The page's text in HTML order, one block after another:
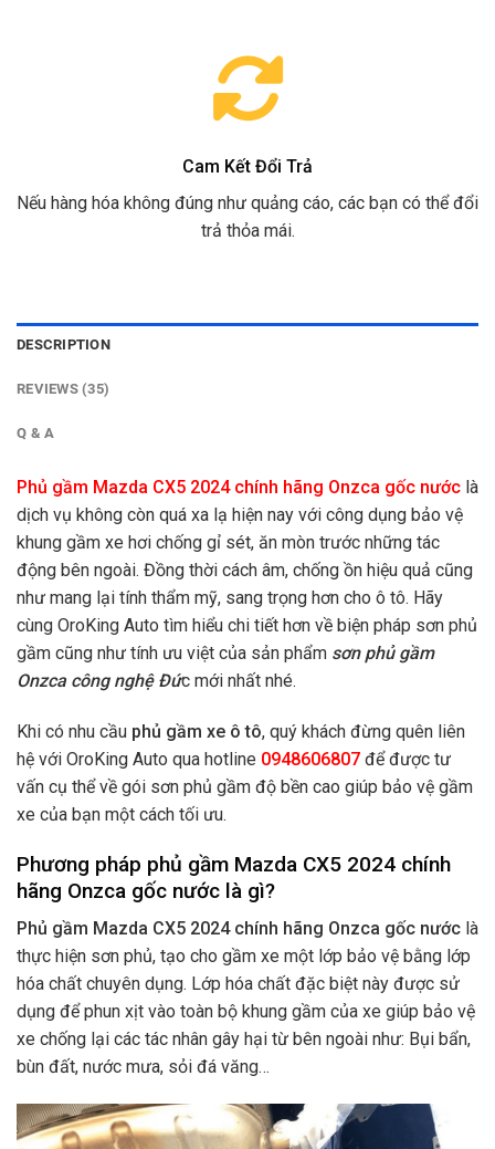
Cam Kết Đổi Trả
Nếu hàng hóa không đúng như quảng cáo, các bạn có thể đổi
trả thỏa mái.
DESCRIPTION
REVIEWS (35)
Q & A
Phủ gầm Mazda CX5 2024 chính hãng Onzca gốc nước là
dịch vụ không còn quá xa lạ hiện nay với công dụng bảo vệ
khung gầm xe hơi chống gỉ sét, ăn mòn trước những tác
động bên ngoài. Đồng thời cách âm, chống ồn hiệu quả cũng
như mang lại tính thẩm mỹ, sang trọng hơn cho ô tô. Hãy
cùng OroKing Auto tìm hiểu chi tiết hơn về biện pháp sơn phủ
gầm cũng như tính ưu việt của sản phẩm sơn phủ gầm
Onzca công nghệ Đức mới nhất nhé.
Khi có nhu cầu phủ gầm xe ô tô, quý khách đừng quên liên
hệ với OroKing Auto qua hotline 0948606807 để được tư
vấn cụ thể về gói sơn phủ gầm độ bền cao giúp bảo vệ gầm
xe của bạn một cách tối ưu.
Phương pháp phủ gầm Mazda CX5 2024 chính
hãng Onzca gốc nước là gì?
Phủ gầm Mazda CX5 2024 chính hãng Onzca gốc nước là
thực hiện sơn phủ, tạo cho gầm xe một lớp bảo vệ bằng lớp
hóa chất chuyên dụng. Lớp hóa chất đặc biệt này được sử
dụng để phun xịt vào toàn bộ khung gầm của xe giúp bảo vệ
xe chống lại các tác nhân gây hại từ bên ngoài như: Bụi bẩn,
bùn đất, nước mưa, sỏi đá văng…